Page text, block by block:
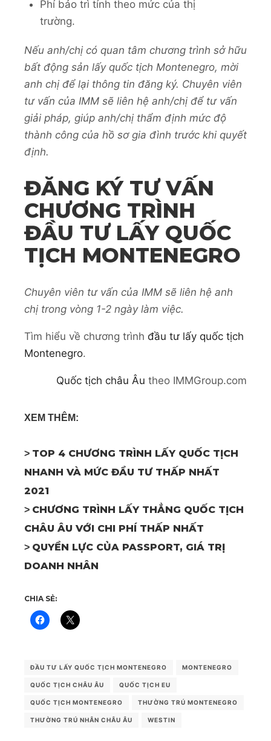
Phí bảo trì tính theo mức của thị
trường.
Nếu anh/chị có quan tâm chương trình sở hữu
bất động sản lấy quốc tịch Montenegro, mời
anh chị để lại thông tin đăng ký. Chuyên viên
tư vấn của IMM sẽ liên hệ anh/chị để tư vấn
giải pháp, giúp anh/chị thẩm định mức độ
thành công của hồ sơ gia đình trước khi quyết
định.
ĐĂNG KÝ TƯ VẤN
CHƯƠNG TRÌNH
ĐẦU TƯ LẤY QUỐC
TỊCH MONTENEGRO
Chuyên viên tư vấn của IMM sẽ liên hệ anh
chị trong vòng 1-2 ngày làm việc.
Tìm hiểu về chương trình đầu tư lấy quốc tịch
Montenegro.
Quốc tịch châu Âu theo IMMGroup.com
XEM THÊM:
> TOP 4 CHƯƠNG TRÌNH LẤY QUỐC TỊCH
NHANH VÀ MỨC ĐẦU TƯ THẤP NHẤT
2021
> CHƯƠNG TRÌNH LẤY THẲNG QUỐC TỊCH
CHÂU ÂU VỚI CHI PHÍ THẤP NHẤT
> QUYỀN LỰC CỦA PASSPORT, GIÁ TRỊ
DOANH NHÂN
CHIA SẺ:
ĐẦU TƯ LẤY QUỐC TỊCH MONTENEGRO MONTENEGRO
QUỐC TỊCH CHÂU ÂU QUỐC TỊCH EU
QUỐC TỊCH MONTENEGRO THƯỜNG TRÚ MONTENEGRO
THƯỜNG TRÚ NHÂN CHÂU ÂU WESTIN